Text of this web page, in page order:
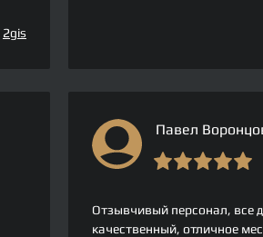
2gis
Павел
Отзывчивый персонал, все
качественный, отличное